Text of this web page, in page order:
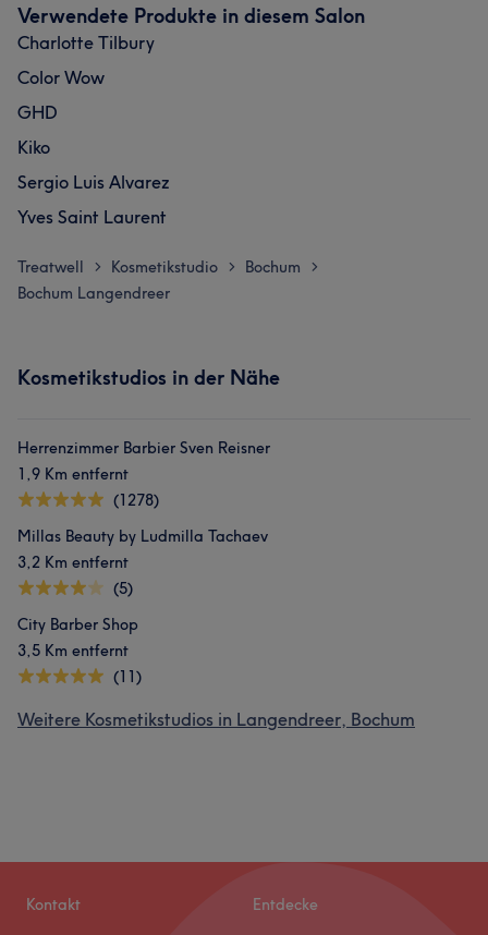
Verwendete Produkte in diesem Salon
Charlotte Tilbury
Color Wow
GHD
Kiko
Sergio Luis Alvarez
Yves Saint Laurent
Treatwell > Kosmetikstudio > Bochum >
Bochum Langendreer
Kosmetikstudios in der Nähe
Herrenzimmer Barbier Sven Reisner
1,9 Km entfernt
(1278)
Millas Beauty by Ludmilla Tachaev
3,2 Km entfernt
(5)
City Barber Shop
3,5 Km entfernt
(11)
Weitere Kosmetikstudios in Langendreer, Bochum
Kontakt Entdecke